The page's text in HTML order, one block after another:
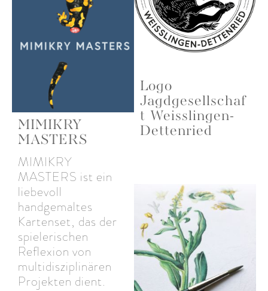
Logo
Jagdgesellschaf
t Weisslingen-
Dettenried
MIMIKRY
MASTERS
MIMIKRY
MASTERS ist ein
liebevoll
handgemaltes
Kartenset, das der
spielerischen
Reflexion von
multidisziplinären
Projekten dient.